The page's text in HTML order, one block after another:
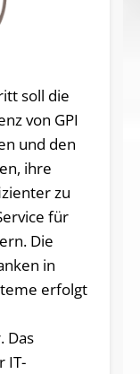
soll die
von GPI
und den
ihre
zu
für
Die
in
erfolgt
Das
IT-